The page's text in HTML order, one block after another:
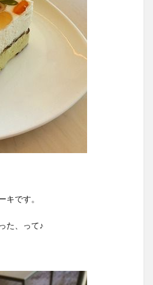
キです。
た、って♪